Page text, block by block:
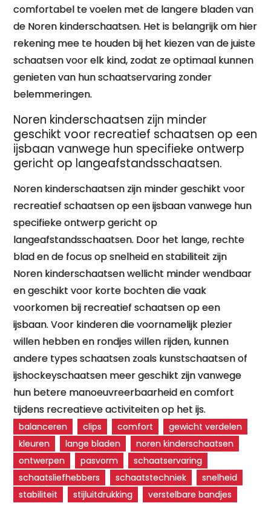
comfortabel te voelen met de langere bladen van
de Noren kinderschaatsen. Het is belangrijk om hier
rekening mee te houden bij het kiezen van de juiste
schaatsen voor elk kind, zodat ze optimaal kunnen
genieten van hun schaatservaring zonder
belemmeringen.
Noren kinderschaatsen zijn minder
geschikt voor recreatief schaatsen op een
ijsbaan vanwege hun specifieke ontwerp
gericht op langeafstandsschaatsen.
Noren kinderschaatsen zijn minder geschikt voor
recreatief schaatsen op een ijsbaan vanwege hun
specifieke ontwerp gericht op
langeafstandsschaatsen. Door het lange, rechte
blad en de focus op snelheid en stabiliteit zijn
Noren kinderschaatsen wellicht minder wendbaar
en geschikt voor korte bochten die vaak
voorkomen bij recreatief schaatsen op een
ijsbaan. Voor kinderen die voornamelijk plezier
willen hebben en rondjes willen rijden, kunnen
andere types schaatsen zoals kunstschaatsen of
ijshockeyschaatsen meer geschikt zijn vanwege
hun betere manoeuvreerbaarheid en comfort
tijdens recreatieve activiteiten op het ijs.
balanceren clips comfort
gewicht verdelen
kleuren
lange bladen
noren kinderschaatsen
ontwerpen
pasvorm
schaatservaring
schaatsliefhebbers
schaatstechniek
snelheid
stabiliteit
stijluitdrukking verstelbare bandjes